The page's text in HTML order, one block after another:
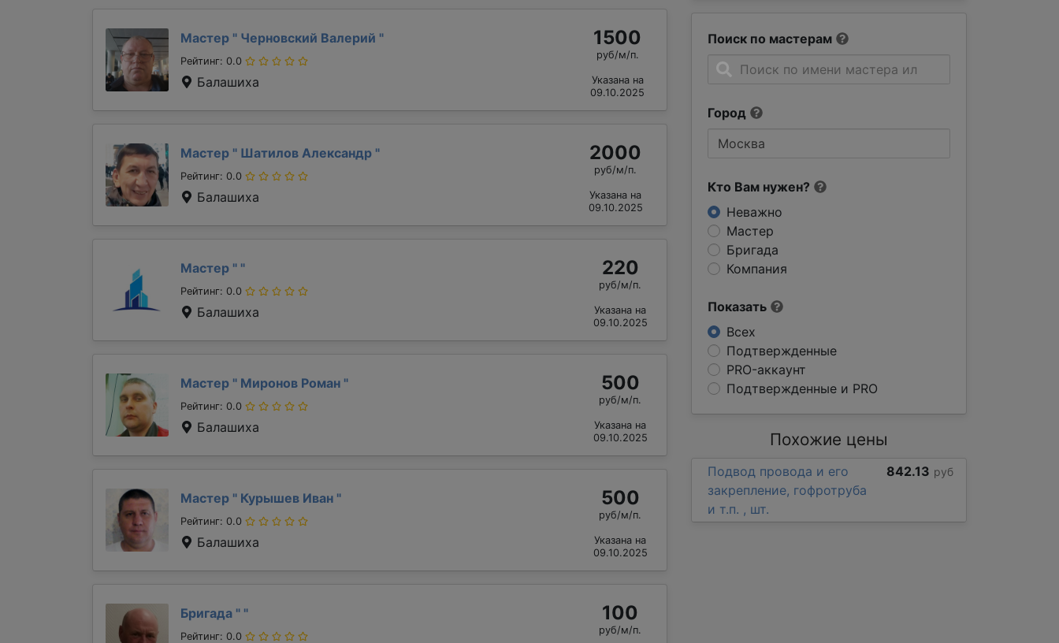
Поиск по мастерам
Город
Кто Вам нужен?
Неважно
Мастер
Бригада
Компания
Показать
Всех
Подтвержденные
PRO-аккаунт
Подтвержденные и PRO
Мастер " Черновский Валерий "
Рейтинг: 0.0
Балашиха
1500
руб/м/п.
Указана на
09.10.2025
Мастер " Шатилов Александр "
Рейтинг: 0.0
Балашиха
2000
руб/м/п.
Указана на
09.10.2025
Мастер " "
Рейтинг: 0.0
Балашиха
220
руб/м/п.
Указана на
09.10.2025
Мастер " Миронов Роман "
Рейтинг: 0.0
Балашиха
500
руб/м/п.
Указана на
09.10.2025
Мастер " Курышев Иван "
Рейтинг: 0.0
Балашиха
500
руб/м/п.
Указана на
09.10.2025
Бригада " "
Рейтинг: 0.0
100
руб/м/п.
Похожие цены
Подвод провода и его
закрепление, гофротруба
и т.п. , шт.
842.13 руб